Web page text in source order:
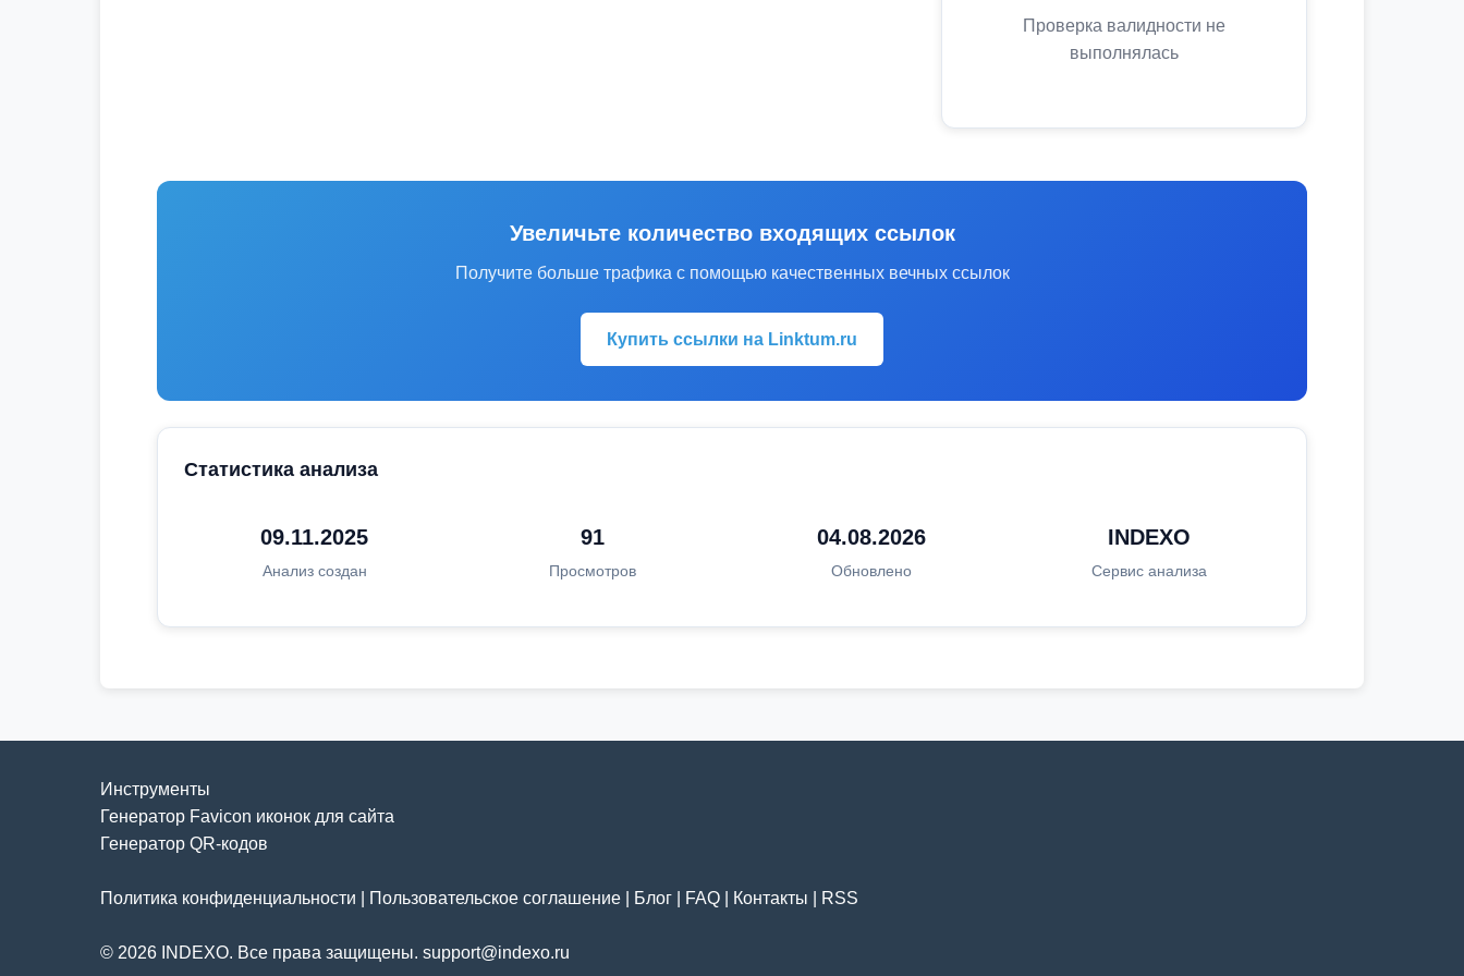
Проверка валидности не
выполнялась
Увеличьте количество входящих ссылок
Получите больше трафика с помощью качественных вечных ссылок
Купить ссылки на Linktum.ru
Статистика анализа
09.11.2025
Анализ создан
91
Просмотров
04.08.2026
Обновлено
INDEXO
Сервис анализа
Инструменты
Генератор Favicon иконок для сайта
Генератор QR-кодов
Политика конфиденциальности Пользовательское соглашение Блог FAQ Контакты RSS
© 2026 INDEXO. Все права защищены. support@indexo.ru